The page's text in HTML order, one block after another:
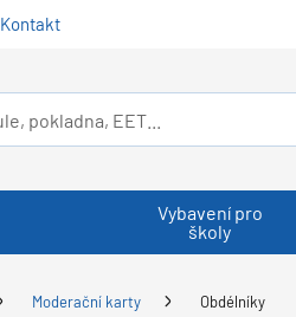
Kontakt
Vybavení pro
školy
Moderační karty Obdélníky